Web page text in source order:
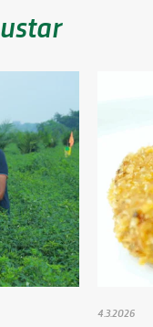
4.3.2026